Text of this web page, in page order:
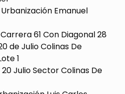
Urbanización Emanuel
Carrera 61 Con Diagonal 28
de Julio Colinas De
1
20 Julio Sector Colinas De